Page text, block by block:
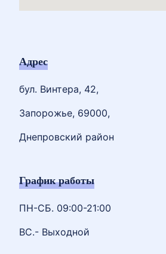
Адрес
бул. Винтера, 42,
Запорожье, 69000,
Днепровский район
График работы
ПН-СБ. 09:00-21:00
ВС.- Выходной